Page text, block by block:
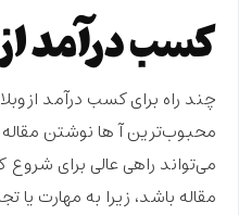
کسب درآمد
چند راه برای کسب درآمد از
محبوب‌ترین آ‌ ها نوشتن
می‌تواند راهی عالی برای شروع
مقاله باشد، زیرا به مهارت یا